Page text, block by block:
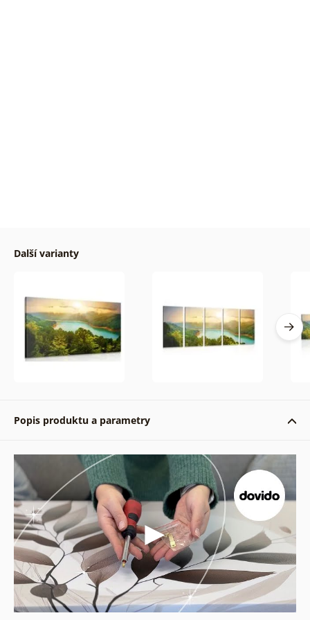
Další varianty
Popis produktu a parametry